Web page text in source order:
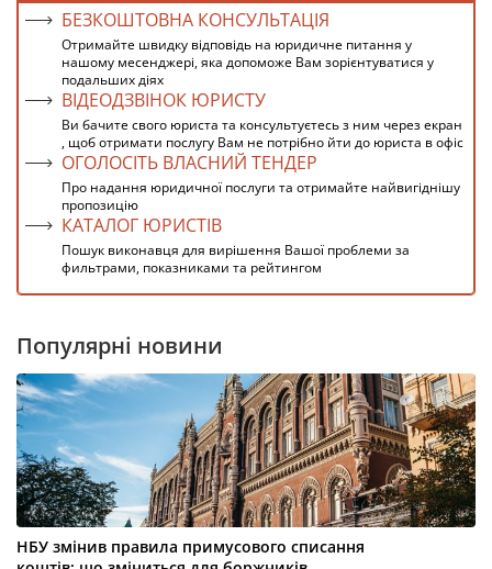
БЕЗКОШТОВНА КОНСУЛЬТАЦІЯ
Отримайте швидку відповідь на юридичне питання у
нашому месенджері, яка допоможе Вам зорієнтуватися у
подальших діях
ВІДЕОДЗВІНОК ЮРИСТУ
Ви бачите свого юриста та консультуєтесь з ним через екран
, щоб отримати послугу Вам не потрібно йти до юриста в офіс
ОГОЛОСІТЬ ВЛАСНИЙ ТЕНДЕР
Про надання юридичної послуги та отримайте найвигіднішу
пропозицію
КАТАЛОГ ЮРИСТІВ
Пошук виконавця для вирішення Вашої проблеми за
фильтрами, показниками та рейтингом
Популярні новини
НБУ змінив правила примусового списання